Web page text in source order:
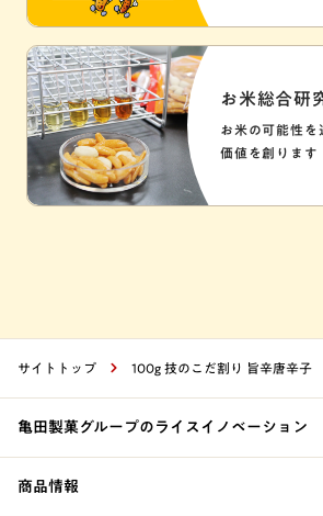
お米総合研
お米の可能性を
価値を創ります
サイトトップ 100g 技のこだ割り 旨辛唐辛子
亀田製菓グループのライスイノベーション
商品情報